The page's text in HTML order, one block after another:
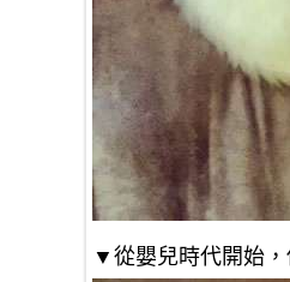
▼從嬰兒時代開始，